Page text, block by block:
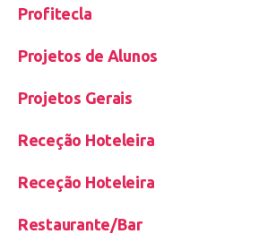
Profitecla
Projetos de Alunos
Projetos Gerais
Receção Hoteleira
Receção Hoteleira
Restaurante/Bar